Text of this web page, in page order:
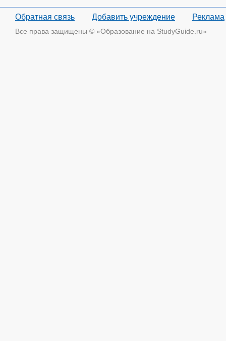
Обратная связь Добавить учреждение Реклама
Все права защищены © «Образование на StudyGuide.ru»